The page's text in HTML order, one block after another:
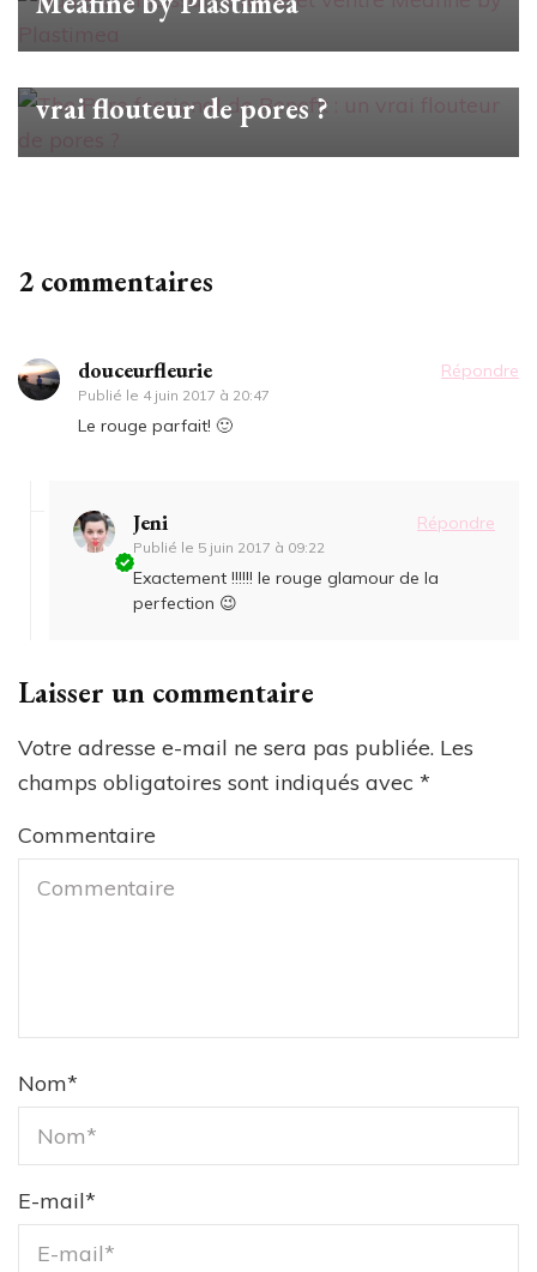
Beauté
vrai flouteur de pores ?
2 commentaires
douceurfleurie
Publié le 4 juin 2017 à 20:47
Répondre
Le rouge parfait! 🙂
Jeni
Publié le 5 juin 2017 à 09:22
Répondre
Exactement !!!!!! le rouge glamour de la
perfection 😉
Laisser un commentaire
Votre adresse e-mail ne sera pas publiée. Les
champs obligatoires sont indiqués avec *
Commentaire
Nom*
E-mail*